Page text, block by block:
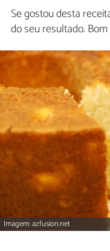
Se gostou desta
do seu resultado.
Imagem: azfusion.net